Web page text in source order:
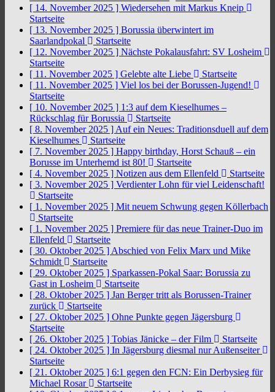
[ 14. November 2025 ] Wiedersehen mit Markus Kneip
Startseite
[ 13. November 2025 ] Borussia überwintert im
Saarlandpokal
Startseite
[ 12. November 2025 ] Nächste Pokalausfahrt: SV Losheim
Startseite
[ 11. November 2025 ] Gelebte alte Liebe
Startseite
[ 11. November 2025 ] Viel los bei der Borussen-Jugend!
Startseite
[ 10. November 2025 ] 1:3 auf dem Kieselhumes –
Rückschlag für Borussia
Startseite
[ 8. November 2025 ] Auf ein Neues: Traditionsduell auf dem
Kieselhumes
Startseite
[ 7. November 2025 ] Happy birthday, Horst Schauß – ein
Borusse im Unterhemd ist 80!
Startseite
[ 4. November 2025 ] Notizen aus dem Ellenfeld
Startseite
[ 3. November 2025 ] Verdienter Lohn für viel Leidenschaft!
Startseite
[ 1. November 2025 ] Mit neuem Schwung gegen Köllerbach
Startseite
[ 1. November 2025 ] Premiere für das neue Trainer-Duo im
Ellenfeld
Startseite
[ 30. Oktober 2025 ] Abschied von Felix Marx und Mike
Schmidt
Startseite
[ 29. Oktober 2025 ] Sparkassen-Pokal Saar: Borussia zu
Gast in Losheim
Startseite
[ 28. Oktober 2025 ] Jan Berger tritt als Borussen-Trainer
zurück
Startseite
[ 27. Oktober 2025 ] Ohne Punkte gegen Jägersburg
Startseite
[ 26. Oktober 2025 ] Tobias Jänicke – der Film
Startseite
[ 24. Oktober 2025 ] In Jägersburg diesmal nur Außenseiter
Startseite
[ 21. Oktober 2025 ] 6:1 gegen den FCN: Ein Derbysieg für
Michael Rosar
Startseite